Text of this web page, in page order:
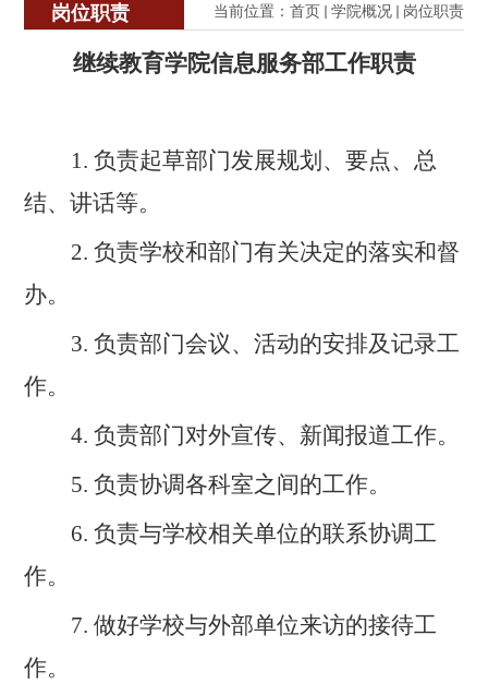
岗位职责 当前位置： 首页 学院概况 岗位职责
继续教育学院信息服务部工作职责
1.负责起草部门发展规划、要点、总
结、讲话等。
2.负责学校和部门有关决定的落实和督
办。
3.负责部门会议、活动的安排及记录工
作。
4.负责部门对外宣传、新闻报道工作。
5.负责协调各科室之间的工作。
6.负责与学校相关单位的联系协调工
作。
7.做好学校与外部单位来访的接待工
作。